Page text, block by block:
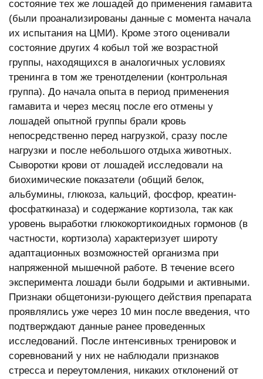
состояние тех же лошадей до применения гамавита
(были проанализированы данные с момента начала
их испытания на ЦМИ). Кроме этого оценивали
состояние других 4 кобыл той же возрастной
группы, находящихся в аналогичных условиях
тренинга в том же тренотделении (контрольная
группа). До начала опыта в период применения
гамавита и через месяц после его отмены у
лошадей опытной группы брали кровь
непосредственно перед нагрузкой, сразу после
нагрузки и после небольшого отдыха животных.
Сыворотки крови от лошадей исследовали на
биохимические показатели (общий белок,
альбумины, глюкоза, кальций, фосфор, креатин-
фосфаткиназа) и содержание кортизола, так как
уровень выработки глюкокортикоидных гормонов (в
частности, кортизола) характеризует широту
адаптационных возможностей организма при
напряженной мышечной работе. В течение всего
эксперимента лошади были бодрыми и активными.
Признаки общетонизи-рующего действия препарата
проявлялись уже через 10 мин после введения, что
подтверждают данные ранее проведенных
исследований. После интенсивных тренировок и
соревнований у них не наблюдали признаков
стресса и переутомления, никаких отклонений от